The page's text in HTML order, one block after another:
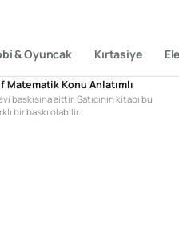
& Oyuncak Kırtasiye
Matematik Konu Anlatımlı
baskısına aittir. Satıcının kitabı bu
bir baskı olabilir.